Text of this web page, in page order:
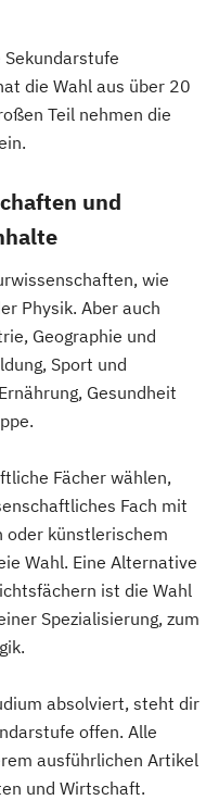
Religion
Gender
- regionale
Geschichte
(Lehramt)
Behinderung)
(Lehramt)
(Lehramt)
- Latein)
die Wahl aus über 20
Teil nehmen die
und
wie
Physik. Aber auch
Geographie und
Sport und
Gesundheit
Fächer wählen,
Fach mit
oder künstlerischem
Wahl. Eine Alternative
ist die Wahl
Spezialisierung, zum
absolviert, steht dir
offen. Alle
ausführlichen Artikel
und Wirtschaft.